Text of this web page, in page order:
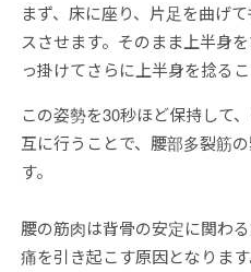
まず、床に座り、片足を曲げ
スさせます。そのまま上半身
っ掛けてさらに上半身を捻る
この姿勢を30秒ほど保持して
互に行うことで、腰部多裂筋
す。
腰の筋肉は背骨の安定に関わ
痛を引き起こす原因となりま